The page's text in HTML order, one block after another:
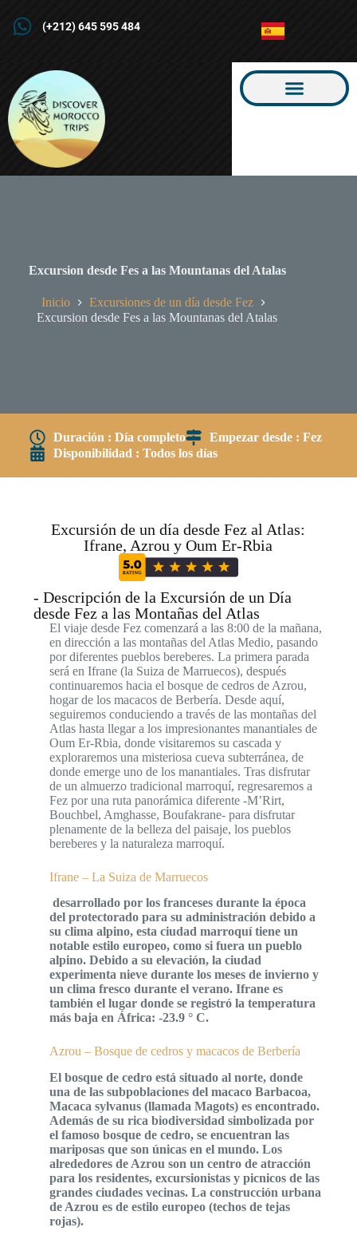
(+212) 645 595 484
Excursion desde Fes a las Mountanas del Atalas
Inicio
Excursiones de un día desde Fez
Excursion desde Fes a las Mountanas del Atalas
Duración : Día completo
Empezar desde : Fez
Disponibilidad : Todos los días
Excursión de un día desde Fez al Atlas:
Ifrane, Azrou y Oum Er-Rbia
- Descripción de la Excursión de un Día
desde Fez a las Montañas del Atlas
El viaje desde Fez comenzará a las 8:00 de la mañana,
en dirección a las montañas del Atlas Medio, pasando
por diferentes pueblos bereberes. La primera parada
será en Ifrane (la Suiza de Marruecos), después
continuaremos hacia el bosque de cedros de Azrou,
hogar de los macacos de Berbería. Desde aquí,
seguiremos conduciendo a través de las montañas del
Atlas hasta llegar a los impresionantes manantiales de
Oum Er-Rbia, donde visitaremos su cascada y
exploraremos una misteriosa cueva subterránea, de
donde emerge uno de los manantiales. Tras disfrutar
de un almuerzo tradicional marroquí, regresaremos a
Fez por una ruta panorámica diferente -M’Rirt,
Bouchbel, Amghasse, Boufakrane- para disfrutar
plenamente de la belleza del paisaje, los pueblos
bereberes y la naturaleza marroquí.
Ifrane – La Suiza de Marruecos
desarrollado por los franceses durante la época
del protectorado para su administración debido a
su clima alpino, esta ciudad marroquí tiene un
notable estilo europeo, como si fuera un pueblo
alpino. Debido a su elevación, la ciudad
experimenta nieve durante los meses de invierno y
un clima fresco durante el verano. Ifrane es
también el lugar donde se registró la temperatura
más baja en África: -23.9 ° C.
Azrou – Bosque de cedros y macacos de Berbería
El bosque de cedro está situado al norte, donde
una de las subpoblaciones del macaco Barbacoa,
Macaca sylvanus (llamada Magots) es encontrado.
Además de su rica biodiversidad simbolizada por
el famoso bosque de cedro, se encuentran las
mariposas que son únicas en el mundo. Los
alrededores de Azrou son un centro de atracción
para los residentes, excursionistas y picnicos de las
grandes ciudades vecinas. La construcción urbana
de Azrou es de estilo europeo (techos de tejas
rojas).